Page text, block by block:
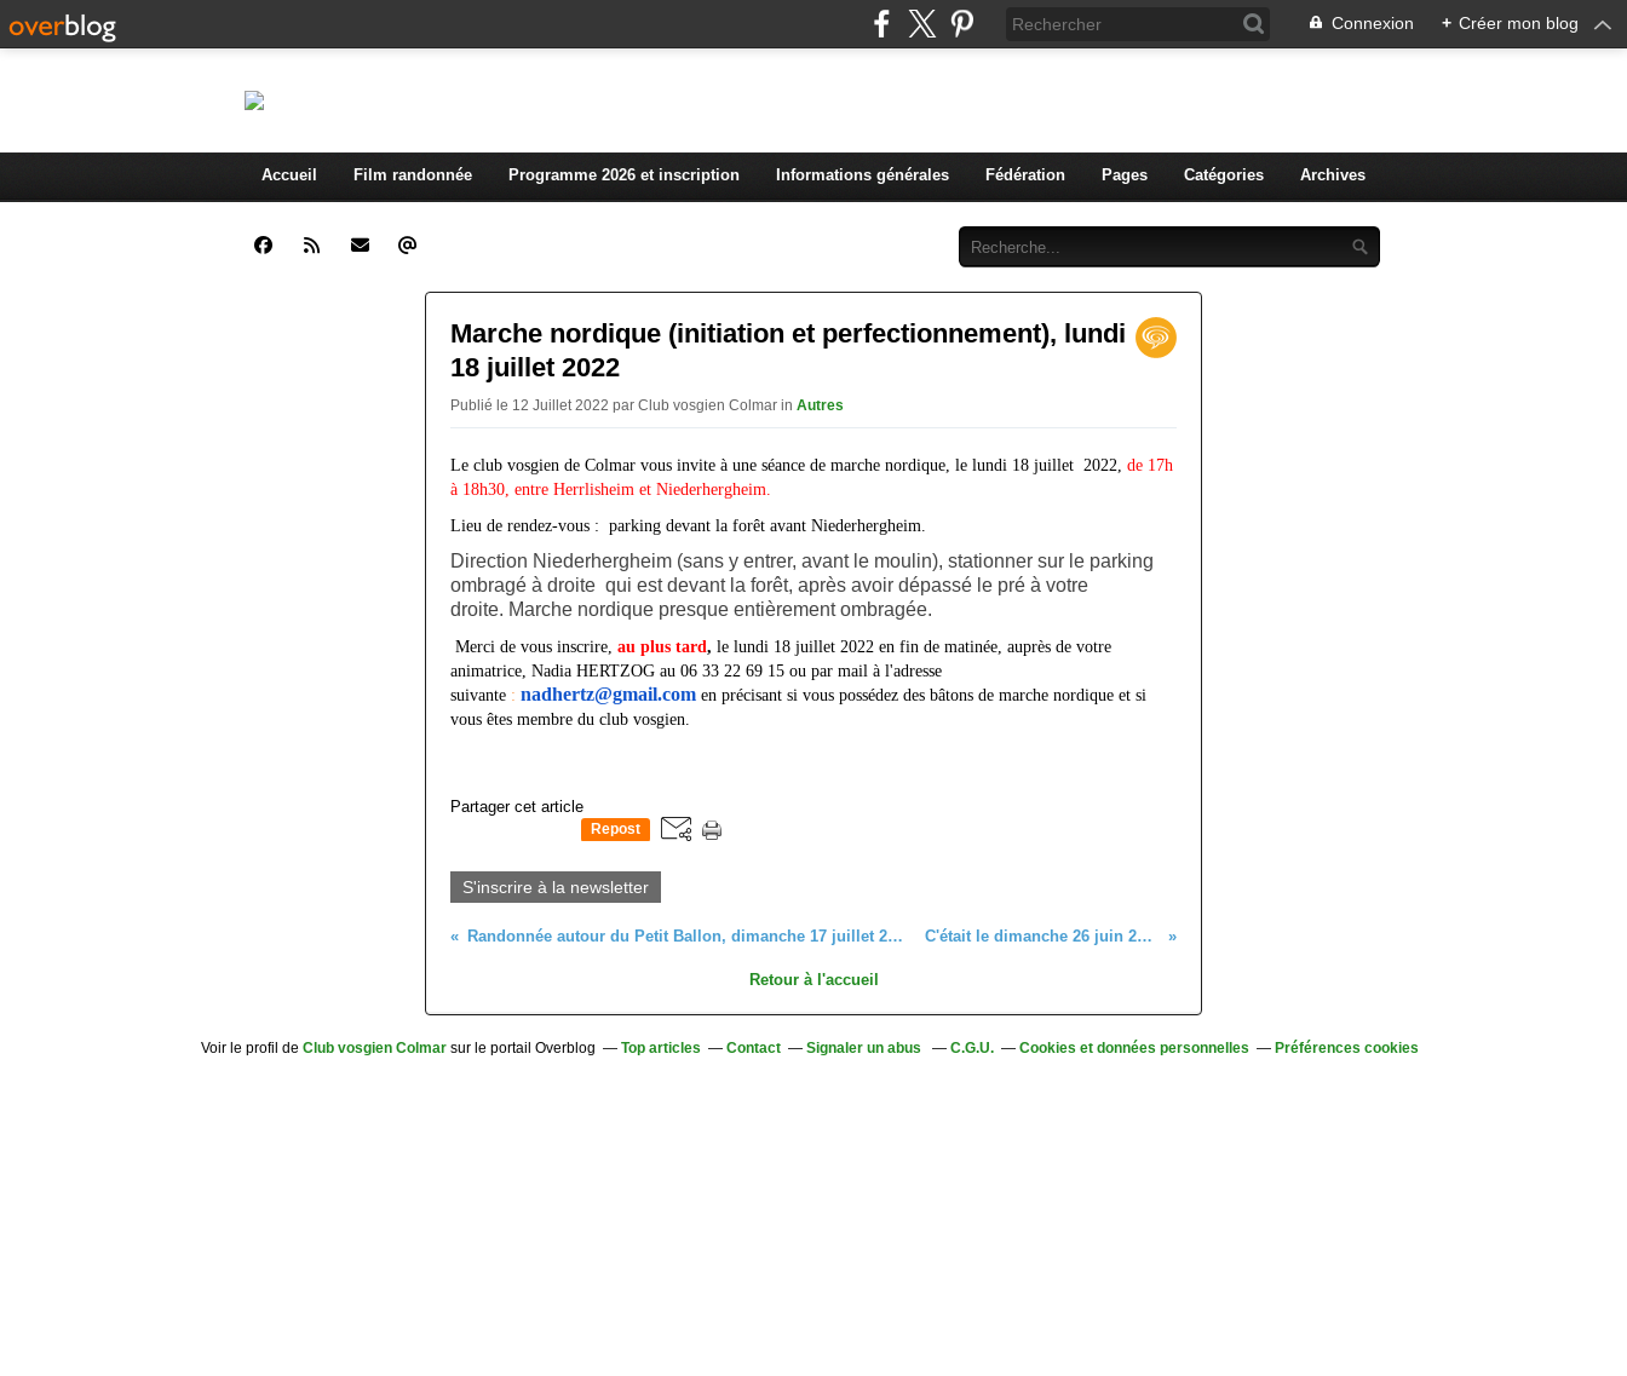
Connexion + Créer mon blog
Accueil Film randonnée Programme 2026 et inscription Informations générales Fédération Pages Catégories Archives
Marche nordique (initiation et perfectionnement), lundi
18 juillet 2022
Publié le 12 Juillet 2022 par Club vosgien Colmar in Autres
Le club vosgien de Colmar vous invite à une séance de marche nordique, le lundi 18 juillet 2022, de 17h
à 18h30, entre Herrlisheim et Niederhergheim.
Lieu de rendez-vous : parking devant la forêt avant Niederhergheim.
Direction Niederhergheim (sans y entrer, avant le moulin), stationner sur le parking
ombragé à droite qui est devant la forêt, après avoir dépassé le pré à votre
droite. Marche nordique presque entièrement ombragée.
Merci de vous inscrire, au plus tard, le lundi 18 juillet 2022 en fin de matinée, auprès de votre
animatrice, Nadia HERTZOG au 06 33 22 69 15 ou par mail à l'adresse
suivante : nadhertz@gmail.com en précisant si vous possédez des bâtons de marche nordique et si
vous êtes membre du club vosgien.
Partager cet article
Repost
S'inscrire à la newsletter
Randonnée autour du Petit Ballon, dimanche 17 juillet 2022 C'était le dimanche 26 juin 2022
Retour à l'accueil
Voir le profil de Club vosgien Colmar sur le portail Overblog Top articles Contact Signaler un abus C.G.U. Cookies et données personnelles Préférences cookies